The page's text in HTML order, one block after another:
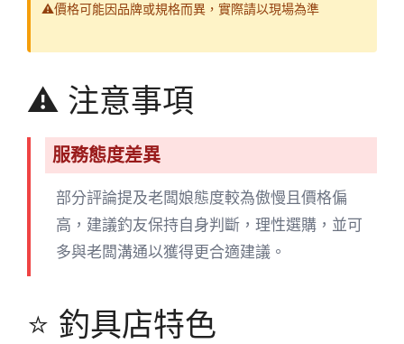
⚠️價格可能因品牌或規格而異，實際請以現場為準
⚠️ 注意事項
服務態度差異
部分評論提及老闆娘態度較為傲慢且價格偏
高，建議釣友保持自身判斷，理性選購，並可
多與老闆溝通以獲得更合適建議。
⭐ 釣具店特色